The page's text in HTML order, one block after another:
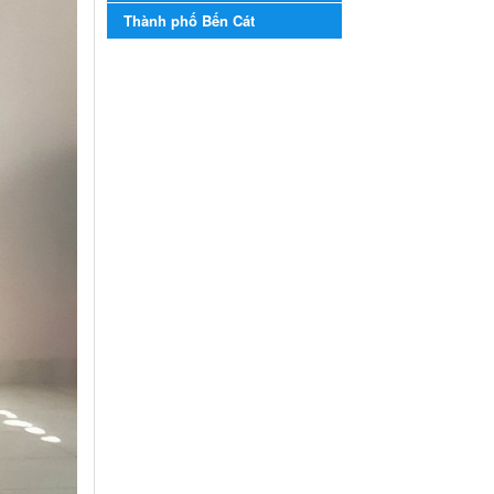
năm học 2023-2024
Kế hoạch Tổ chức Hội trại
Thành phố Bến Cát